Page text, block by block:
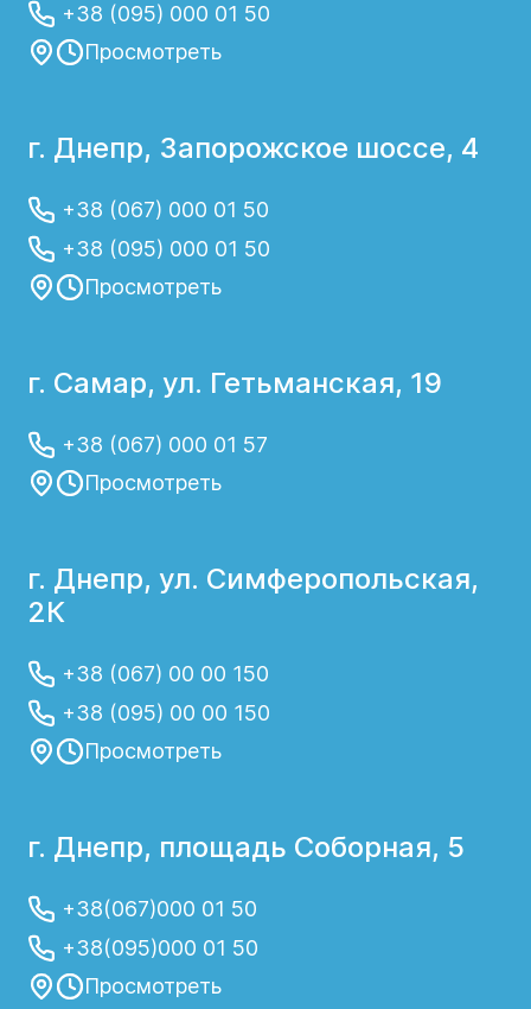
+38 (095) 000 01 50
Просмотреть
г. Днепр, Запорожское шоссе, 4
+38 (067) 000 01 50
+38 (095) 000 01 50
Просмотреть
г. Самар, ул. Гетьманская, 19
+38 (067) 000 01 57
Просмотреть
г. Днепр, ул. Симферопольская,
2К
+38 (067) 00 00 150
+38 (095) 00 00 150
Просмотреть
г. Днепр, площадь Соборная, 5
+38(067)000 01 50
+38(095)000 01 50
Просмотреть